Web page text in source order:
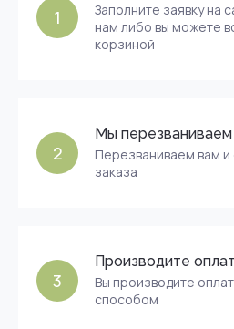
1
Заполните заявку на
нам либо вы можете
корзиной
2
Мы перезваниваем
Перезваниваем вам
заказа
3
Производите
Вы производите
способом